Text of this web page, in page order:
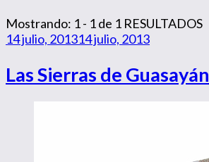
Mostrando: 1 - 1 de 1 RESULTADOS
14 julio, 201314 julio, 2013
Las Sierras de Guasayán